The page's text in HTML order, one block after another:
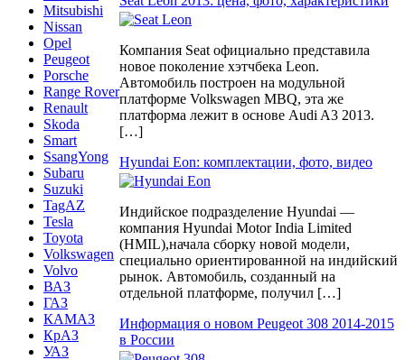
Mitsubishi
Nissan
Opel
Peugeot
Porsche
Range Rover
Renault
Skoda
Smart
SsangYong
Subaru
Suzuki
TagAZ
Tesla
Toyota
Volkswagen
Volvo
ВАЗ
ГАЗ
КАМАЗ
КрАЗ
УАЗ
Компания Seat официально представила
новое поколение хэтчбека Leon.
Автомобиль построен на модульной
платформе Volkswagen MBQ, эта же
платформа лежит в основе Audi A3 2013.
[…]
Hyundai Eon: комплектации, фото, видео
Индийское подразделение Hyundai —
компания Hyundai Motor India Limited
(HMIL),начала сборку новой модели,
специально ориентированной на индийский
рынок. Автомобиль, созданный на
отдельной платформе, получил […]
Информация о новом Peugeot 308 2014-2015
в России